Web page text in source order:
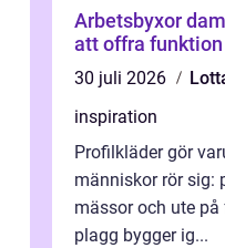
Arbetsbyxor dam i
att offra funktion
30 juli 2026
inspiration
Profilkläder gör
människor rör sig:
mässor och ute
plagg bygger ig...